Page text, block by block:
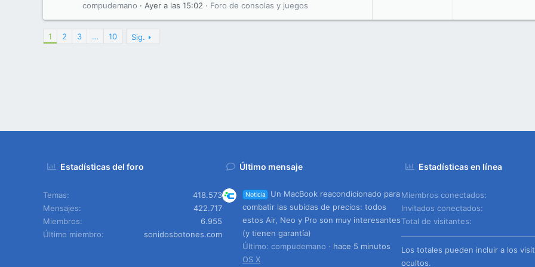
compudemano Ayer a las 15:02 Foro de consolas y juegos
1 2 3 … 10 Sig.
Estadísticas del foro
Temas
418.573
Mensajes
422.717
Miembros
6.955
Último miembro
sonidosbotones.com
Último mensaje
Noticia
Un MacBook reacondicionado para
combatir las subidas de precios: todos
estos Air, Neo y Pro son muy interesantes
(y tienen garantía)
Último: compudemano
hace 5 minutos
OS X
Estadísticas en línea
Miembros conectados
Invitados conectados
Total de visitantes
Los totales pueden incluir a los
ocultos.